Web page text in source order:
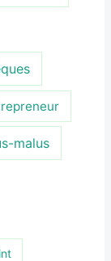
malus